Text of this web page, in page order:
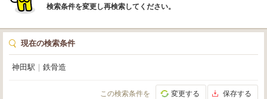
検索条件を変更し再検索してください。
現在の検索条件
神田駅 鉄骨造
この検索条件を 変更する 保存する